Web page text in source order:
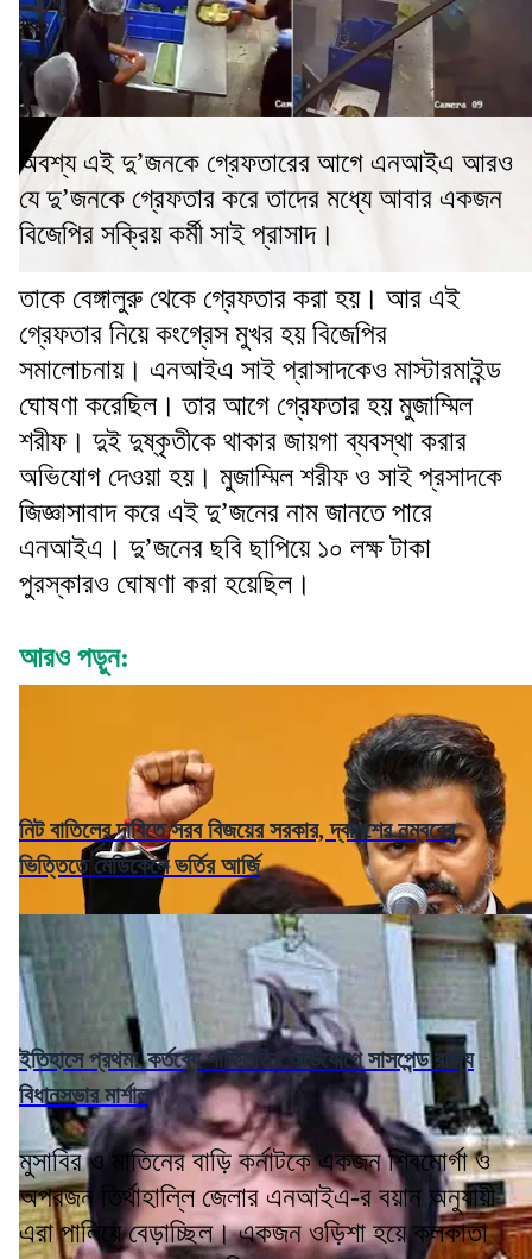
অবশ্য এই দু’জনকে গ্রেফতারের আগে এনআইএ আরও
যে দু’জনকে গ্রেফতার করে তাদের মধ্যে আবার একজন
বিজেপির সক্রিয় কর্মী সাই প্রাসাদ।
তাকে বেঙ্গালুরু থেকে গ্রেফতার করা হয়। আর এই
গ্রেফতার নিয়ে কংগ্রেস মুখর হয় বিজেপির
সমালোচনায়। এনআইএ সাই প্রাসাদকেও মাস্টারমাইন্ড
ঘোষণা করেছিল। তার আগে গ্রেফতার হয় মুজাম্মিল
শরীফ। দুই দুষ্কৃতীকে থাকার জায়গা ব্যবস্থা করার
অভিযোগ দেওয়া হয়। মুজাম্মিল শরীফ ও সাই প্রসাদকে
জিজ্ঞাসাবাদ করে এই দু’জনের নাম জানতে পারে
এনআইএ। দু’জনের ছবি ছাপিয়ে ১০ লক্ষ টাকা
পুরস্কারও ঘোষণা করা হয়েছিল।
আরও পড়ুন:
নিট বাতিলের দাবিতে সরব বিজয়ের সরকার, দ্বাদশের নম্বরের
ভিত্তিতে মেডিকেলে ভর্তির আর্জি
ইতিহাসে প্রথম! কর্তব্যে গাফিলতির অভিযোগে সাসপেন্ড রাজ্য
বিধানসভার মার্শাল
মুসাবির ও মাতিনের বাড়ি কর্নাটকে একজন শিবমোর্গা ও
অপরজন তির্থাহাল্লি জেলার এনআইএ-র বয়ান অনুযায়ী
এরা পালিয়ে বেড়াচ্ছিল। একজন ওড়িশা হয়ে কলকাতা